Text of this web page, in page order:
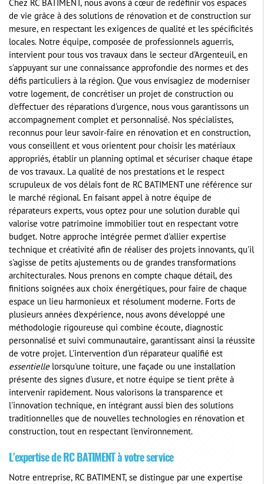
Chez RC BATIMENT, nous avons à cœur de redéfinir vos espaces
de vie grâce à des solutions de rénovation et de construction sur
mesure, en respectant les exigences de qualité et les spécificités
locales. Notre équipe, composée de professionnels aguerris,
intervient pour tous vos travaux dans le secteur d'Argenteuil, en
s'appuyant sur une connaissance approfondie des normes et des
défis particuliers à la région. Que vous envisagiez de moderniser
votre logement, de concrétiser un projet de construction ou
d'effectuer des réparations d'urgence, nous vous garantissons un
accompagnement complet et personnalisé. Nos spécialistes,
reconnus pour leur savoir-faire en rénovation et en construction,
vous conseillent et vous orientent pour choisir les matériaux
appropriés, établir un planning optimal et sécuriser chaque étape
de vos travaux. La qualité de nos prestations et le respect
scrupuleux de vos délais font de RC BATIMENT une référence sur
le marché régional. En faisant appel à notre équipe de
réparateurs experts, vous optez pour une solution durable qui
valorise votre patrimoine immobilier tout en respectant votre
budget. Notre approche intégrée permet d'allier expertise
technique et créativité afin de réaliser des projets innovants, qu'il
s'agisse de petits ajustements ou de grandes transformations
architecturales. Nous prenons en compte chaque détail, des
finitions soignées aux choix énergétiques, pour faire de chaque
espace un lieu harmonieux et résolument moderne. Forts de
plusieurs années d'expérience, nous avons développé une
méthodologie rigoureuse qui combine écoute, diagnostic
personnalisé et suivi communautaire, garantissant ainsi la réussite
de votre projet. L'intervention d'un réparateur qualifié est
essentiellelorsqu'une toiture, une façade ou une installation
présente des signes d'usure, et notre équipe se tient prête à
intervenir rapidement. Nous valorisons la transparence et
l'innovation technique, en intégrant aussi bien des solutions
traditionnelles que de nouvelles technologies en rénovation et
construction, tout en respectant l'environnement.
L'expertise de RC BATIMENT à votre service
Notre entreprise, RC BATIMENT, se distingue par une expertise